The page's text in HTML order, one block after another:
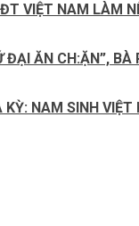
VIỆT NAM LÀM
ĂN CH:ẶN”,
NAM SINH VIỆT